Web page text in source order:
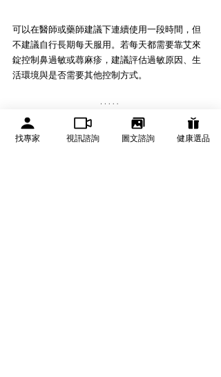
可以在醫師或藥師建議下連續使用一段時間，但
不建議自行長期每天服用。若每天都需要靠艾來
錠控制鼻過敏或蕁麻疹，建議評估過敏原因、生
活環境與是否需要其他控制方式。
Q2：艾來錠長期吃會傷身嗎？
找專家 視訊諮詢 圖文諮詢 健康選品